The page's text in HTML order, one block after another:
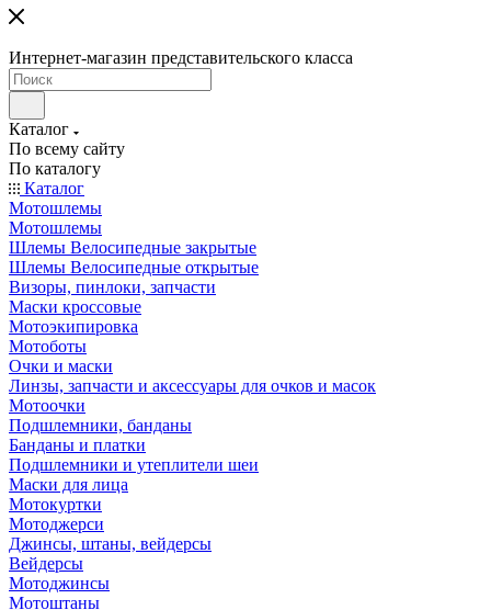
Интернет-магазин представительского класса
Каталог
По всему сайту
По каталогу
Каталог
Мотошлемы
Мотошлемы
Шлемы Велосипедные закрытые
Шлемы Велосипедные открытые
Визоры, пинлоки, запчасти
Маски кроссовые
Мотоэкипировка
Мотоботы
Очки и маски
Линзы, запчасти и аксессуары для очков и масок
Мотоочки
Подшлемники, банданы
Банданы и платки
Подшлемники и утеплители шеи
Маски для лица
Мотокуртки
Мотоджерси
Джинсы, штаны, вейдерсы
Вейдерсы
Мотоджинсы
Мотоштаны